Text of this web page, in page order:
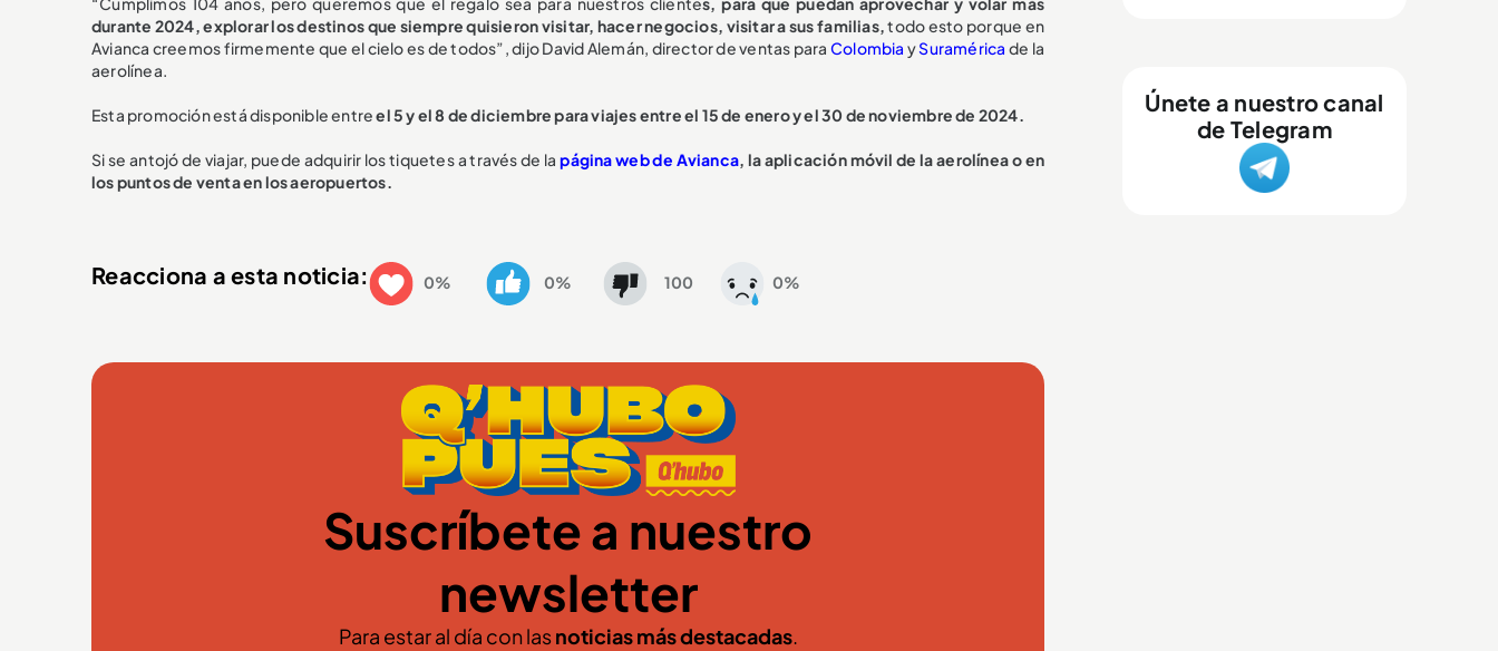
durante 2024, explorar los destinos que siempre quisieron visitar, hacer negocios, visitar a sus familias,todo esto porque en
Avianca creemos firmemente que el cielo es de todos”, dijo David Alemán, director de ventas para Colombia ySuramérica de la
aerolínea.
Esta promoción está disponible entreel 5 y el 8 de diciembre para viajes entre el 15 de enero y el 30 de noviembre de 2024.
Si se antojó de viajar, puede adquirir los tiquetes a través de la página web de Avianca, la aplicación móvil de la aerolínea o en
los puntos de venta en los aeropuertos.
Reacciona a esta noticia: 0% 0% 100 0%
Suscríbete a nuestro
newsletter
Para estar al día con lasnoticias más destacadas.
Únete a nuestro canal
de Telegram